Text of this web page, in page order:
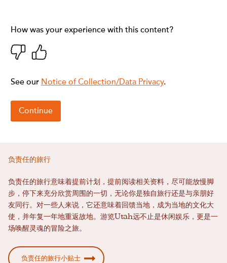
负责任的旅行
负责任的旅行意味着提前计划，提前阅读相关资料，尽可能放慢脚
步，停下来充分欣赏周围的一切，无论你是独自旅行还是与亲朋好
友同行。对一些人来说，它还意味着回馈当地，成为当地的文化大
使，并年复一年地重返故地。游览Utah远不止是休闲娱乐，更是一
场唤醒灵魂的冒险之旅。
负责任的旅行小贴士